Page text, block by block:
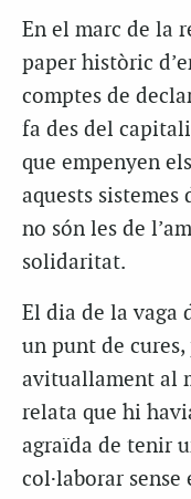
En el marc de la
paper històric
comptes de
fa des del
que empenyen
aquests sistemes
no són les de
solidaritat.
El dia de la vaga
un punt de
avituallament al
relata que hi
agraïda de tenir
col·laborar